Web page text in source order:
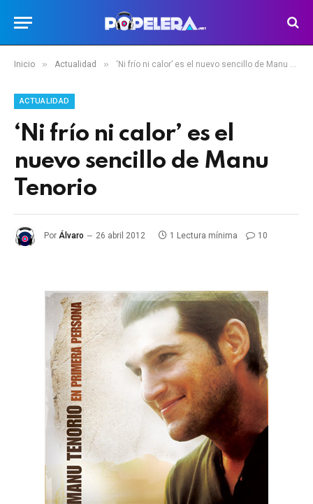
Inicio » Actualidad » ‘Ni frío ni calor’ es el nuevo sencillo de Manu Tenorio
ACTUALIDAD
‘Ni frío ni calor’ es el
nuevo sencillo de Manu
Tenorio
Por Álvaro 26 abril 2012 1 Lectura mínima 10